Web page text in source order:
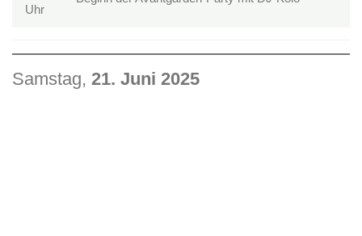
Uhr
Samstag, 21. Juni 2025